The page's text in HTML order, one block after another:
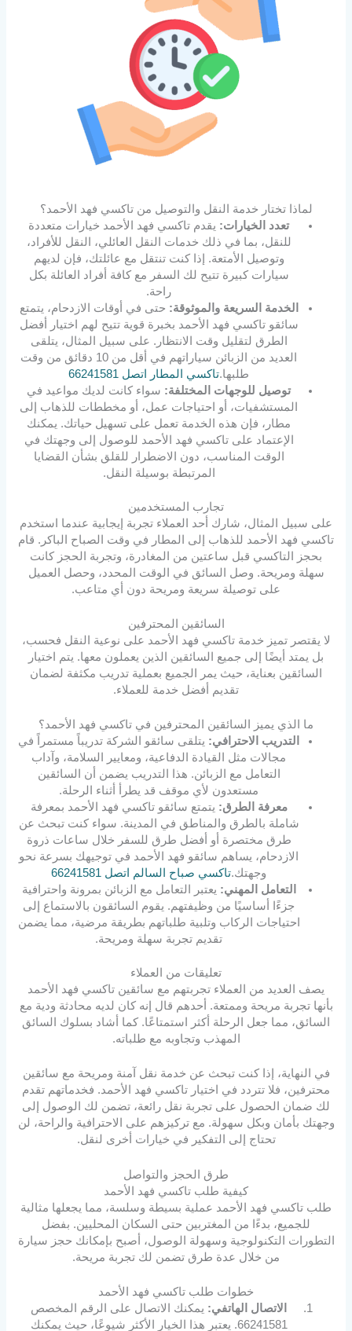
لماذا تختار خدمة النقل والتوصيل من تاكسي فهد الأحمد؟
تعدد الخيارات: يقدم تاكسي فهد الأحمد خيارات متعددة
للنقل، بما في ذلك خدمات النقل العائلي، النقل للأفراد،
وتوصيل الأمتعة. إذا كنت تنتقل مع عائلتك، فإن لديهم
سيارات كبيرة تتيح لك السفر مع كافة أفراد العائلة بكل
راحة.
الخدمة السريعة والموثوقة: حتى في أوقات الازدحام، يتمتع
سائقو تاكسي فهد الأحمد بخبرة قوية تتيح لهم اختيار أفضل
الطرق لتقليل وقت الانتظار. على سبيل المثال، يتلقى
العديد من الزبائن سياراتهم في أقل من 10 دقائق من وقت
طلبها.تاكسي المطار اتصل 66241581
توصيل للوجهات المختلفة: سواء كانت لديك مواعيد في
المستشفيات، أو احتياجات عمل، أو مخططات للذهاب إلى
مطار، فإن هذه الخدمة تعمل على تسهيل حياتك. يمكنك
الإعتماد على تاكسي فهد الأحمد للوصول إلى وجهتك في
الوقت المناسب، دون الاضطرار للقلق بشأن القضايا
المرتبطة بوسيلة النقل.
تجارب المستخدمين
على سبيل المثال، شارك أحد العملاء تجربة إيجابية عندما استخدم
تاكسي فهد الأحمد للذهاب إلى المطار في وقت الصباح الباكر. قام
بحجز التاكسي قبل ساعتين من المغادرة، وتجربة الحجز كانت
سهلة ومريحة. وصل السائق في الوقت المحدد، وحصل العميل
على توصيلة سريعة ومريحة دون أي متاعب.
السائقين المحترفين
لا يقتصر تميز خدمة تاكسي فهد الأحمد على نوعية النقل فحسب،
بل يمتد أيضًا إلى جميع السائقين الذين يعملون معها. يتم اختيار
السائقين بعناية، حيث يمر الجميع بعملية تدريب مكثفة لضمان
تقديم أفضل خدمة للعملاء.
ما الذي يميز السائقين المحترفين في تاكسي فهد الأحمد؟
التدريب الاحترافي: يتلقى سائقو الشركة تدريباً مستمراً في
مجالات مثل القيادة الدفاعية، ومعايير السلامة، وآداب
التعامل مع الزبائن. هذا التدريب يضمن أن السائقين
مستعدون لأي موقف قد يطرأ أثناء الرحلة.
معرفة الطرق: يتمتع سائقو تاكسي فهد الأحمد بمعرفة
شاملة بالطرق والمناطق في المدينة. سواء كنت تبحث عن
طرق مختصرة أو أفضل طرق للسفر خلال ساعات ذروة
الازدحام، يساهم سائقو فهد الأحمد في توجيهك بسرعة نحو
وجهتك.تاكسي صباح السالم اتصل 66241581
التعامل المهني: يعتبر التعامل مع الزبائن بمرونة واحترافية
جزءًا أساسيًا من وظيفتهم. يقوم السائقون بالاستماع إلى
احتياجات الركاب وتلبية طلباتهم بطريقة مرضية، مما يضمن
تقديم تجربة سهلة ومريحة.
تعليقات من العملاء
يصف العديد من العملاء تجربتهم مع سائقين تاكسي فهد الأحمد
بأنها تجربة مريحة وممتعة. أحدهم قال إنه كان لديه محادثة ودية مع
السائق، مما جعل الرحلة أكثر استمتاعًا. كما أشاد بسلوك السائق
المهذب وتجاوبه مع طلباته.
في النهاية، إذا كنت تبحث عن خدمة نقل آمنة ومريحة مع سائقين
محترفين، فلا تتردد في اختيار تاكسي فهد الأحمد. فخدماتهم تقدم
لك ضمان الحصول على تجربة نقل رائعة، تضمن لك الوصول إلى
وجهتك بأمان وبكل سهولة. مع تركيزهم على الاحترافية والراحة، لن
تحتاج إلى التفكير في خيارات أخرى لنقل.
طرق الحجز والتواصل
كيفية طلب تاكسي فهد الأحمد
طلب تاكسي فهد الأحمد عملية بسيطة وسلسة، مما يجعلها مثالية
للجميع، بدءًا من المغتربين حتى السكان المحليين. بفضل
التطورات التكنولوجية وسهولة الوصول، أصبح بإمكانك حجز سيارة
من خلال عدة طرق تضمن لك تجربة مريحة.
خطوات طلب تاكسي فهد الأحمد
الاتصال الهاتفي: يمكنك الاتصال على الرقم المخصص
66241581. يعتبر هذا الخيار الأكثر شيوعًا، حيث يمكنك